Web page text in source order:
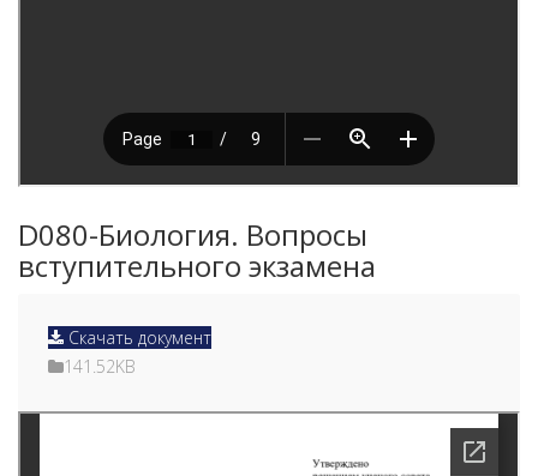
D080-Биология. Вопросы
вступительного экзамена
Скачать документ
141.52KB